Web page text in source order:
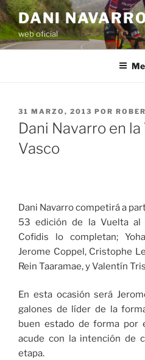
Saltar
al
contenido
DANI
web oficial
PUBLICADO
EL
31 MARZO, 2013 POR
Dani Navarro en
Vasco
Dani Navarro competirá a
53 edición de la Vuelta al
Cofidis lo completan;
Jerome Coppel, Cristophe
Rein Taaramae, y Valentín
En esta ocasión será
galones de líder de la
buen estado de forma por
acude con la intención de
etapa.